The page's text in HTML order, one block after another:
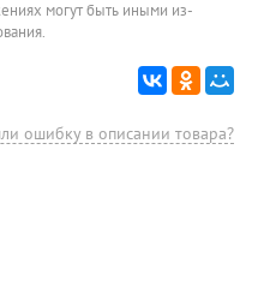
могут быть иными из-
ошибку в описании товара?